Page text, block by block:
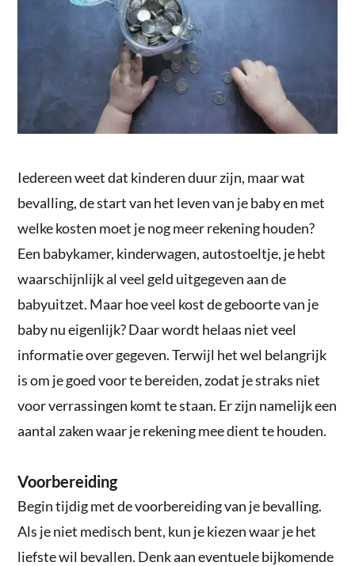
Iedereen weet dat kinderen duur zijn, maar wat
bevalling, de start van het leven van je baby en met
welke kosten moet je nog meer rekening houden?
Een babykamer, kinderwagen, autostoeltje, je hebt
waarschijnlijk al veel geld uitgegeven aan de
babyuitzet. Maar hoe veel kost de geboorte van je
baby nu eigenlijk? Daar wordt helaas niet veel
informatie over gegeven. Terwijl het wel belangrijk
is om je goed voor te bereiden, zodat je straks niet
voor verrassingen komt te staan. Er zijn namelijk een
aantal zaken waar je rekening mee dient te houden.
Voorbereiding
Begin tijdig met de voorbereiding van je bevalling.
Als je niet medisch bent, kun je kiezen waar je het
liefste wil bevallen. Denk aan eventuele bijkomende